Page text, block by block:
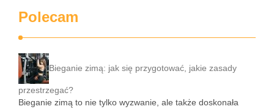
Polecam
Bieganie zimą: jak się przygotować, jakie zasady
przestrzegać?
Bieganie zimą to nie tylko wyzwanie, ale także doskonała